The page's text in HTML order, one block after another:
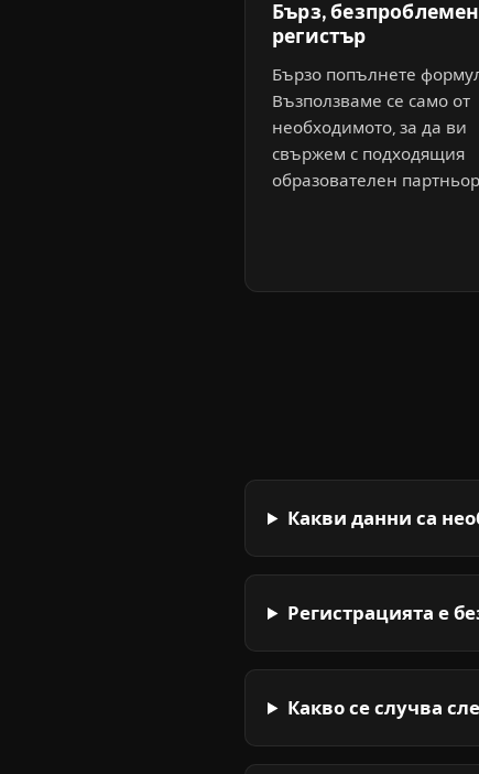
Бърз, безпроблемен
регистър
Бързо попълнете
Възползваме се само от
необходимото, за да ви
свържем с подходящия
образователен
Какви данни са
Регистрацията е
Какво се случва